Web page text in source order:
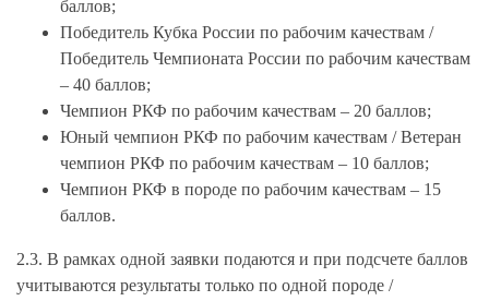
баллов;
Победитель Кубка России по рабочим качествам /
Победитель Чемпионата России по рабочим качествам
– 40 баллов;
Чемпион РКФ по рабочим качествам – 20 баллов;
Юный чемпион РКФ по рабочим качествам / Ветеран
чемпион РКФ по рабочим качествам – 10 баллов;
Чемпион РКФ в породе по рабочим качествам – 15
баллов.
2.3. В рамках одной заявки подаются и при подсчете баллов
учитываются результаты только по одной породе /